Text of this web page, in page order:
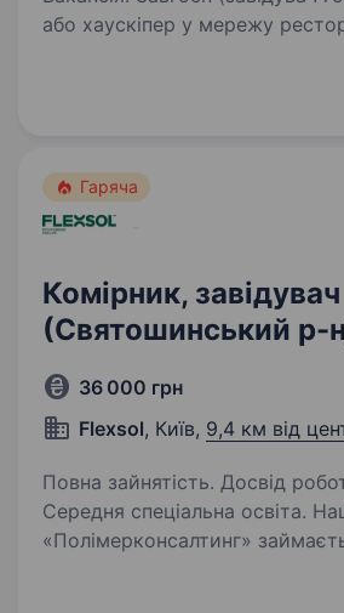
або хаускіпер у мережу
та організованого завгоспа
Гаряча
Комірник,
(Святошинський р-
36 000 грн
Flexsol, Київ, 9,4 км від
Повна зайнятість. Досвід
Середня спеціальна освіта. Наша компанія
«Полімерконсалтинг»